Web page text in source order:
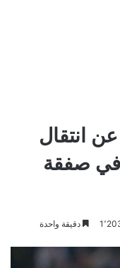
انتقال
في صفقة
دقيقة واحدة